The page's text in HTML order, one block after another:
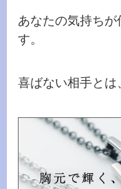
あなたの気持ち
す。
喜ばない相手とは